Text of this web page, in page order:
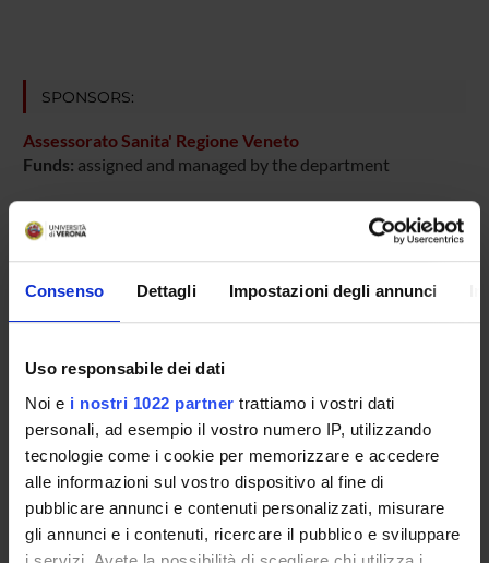
Consenso Dettagli Impostazioni degli annunci
Uso responsabile dei dati
Noi e i nostri 1022 partner trattiamo i vostri dati
personali, ad esempio il vostro numero IP, utilizzando
tecnologie come i cookie per memorizzare e accedere
alle informazioni sul vostro dispositivo al fine di
pubblicare annunci e contenuti personalizzati, misurare
gli annunci e i contenuti, ricercare il pubblico e sviluppare
SPONSORS:
Assessorato Sanita' Regione Veneto
Funds: assigned and managed by the department
PROJECT PARTICIPANTS
Gianluigi Cetto
COLLABORATORI ESTERNI
Claudia Griso
Azienda Ospedaliera di Verona Dirigente Medico
SECTIONS